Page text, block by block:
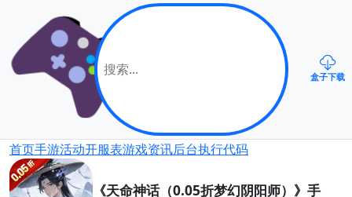
盒子下载
首页手游活动开服表游戏资讯后台执行代码
《天命神话（0.05折梦幻阴阳师）》手